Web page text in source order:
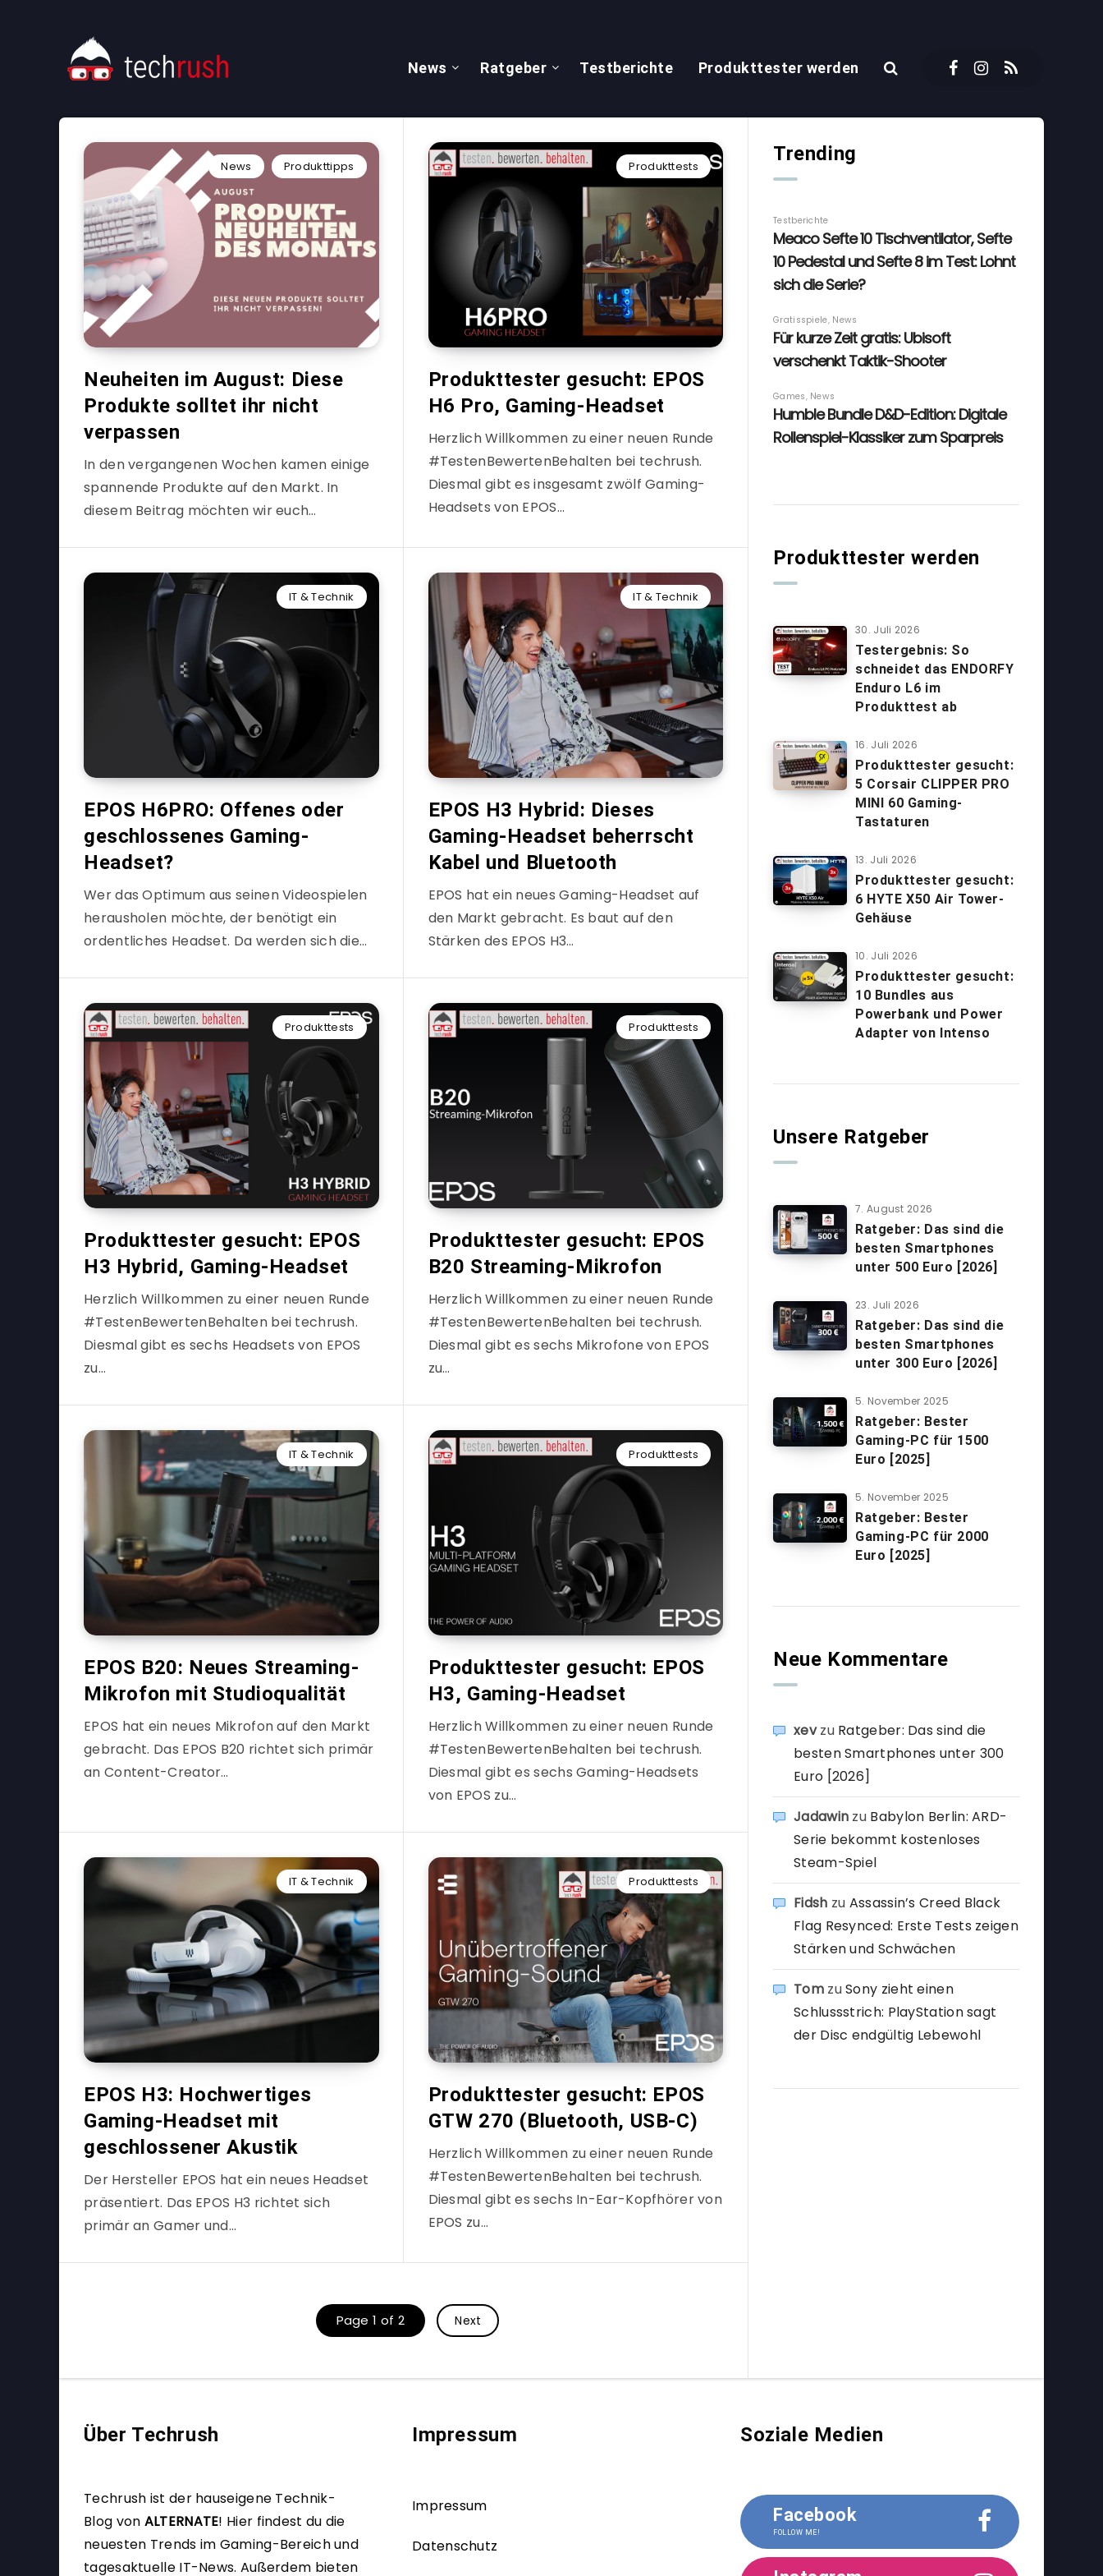
News Ratgeber Testberichte Produkttester werden
News Produkttipps
Neuheiten im August: Diese
Produkte solltet ihr nicht
verpassen
In den vergangenen Wochen kamen einige
spannende Produkte auf den Markt. In
diesem Beitrag möchten wir euch…
Produkttests
Produkttester gesucht: EPOS
H6 Pro, Gaming-Headset
Herzlich Willkommen zu einer neuen Runde
#TestenBewertenBehalten bei techrush.
Diesmal gibt es insgesamt zwölf Gaming-
Headsets von EPOS…
IT & Technik
EPOS H6PRO: Offenes oder
geschlossenes Gaming-
Headset?
Wer das Optimum aus seinen Videospielen
herausholen möchte, der benötigt ein
ordentliches Headset. Da werden sich die…
IT & Technik
EPOS H3 Hybrid: Dieses
Gaming-Headset beherrscht
Kabel und Bluetooth
EPOS hat ein neues Gaming-Headset auf
den Markt gebracht. Es baut auf den
Stärken des EPOS H3…
Produkttests
Produkttester gesucht: EPOS
H3 Hybrid, Gaming-Headset
Herzlich Willkommen zu einer neuen Runde
#TestenBewertenBehalten bei techrush.
Diesmal gibt es sechs Headsets von EPOS
zu…
Produkttests
Produkttester gesucht: EPOS
B20 Streaming-Mikrofon
Herzlich Willkommen zu einer neuen Runde
#TestenBewertenBehalten bei techrush.
Diesmal gibt es sechs Mikrofone von EPOS
zu…
IT & Technik
EPOS B20: Neues Streaming-
Mikrofon mit Studioqualität
EPOS hat ein neues Mikrofon auf den Markt
gebracht. Das EPOS B20 richtet sich primär
an Content-Creator…
Produkttests
Produkttester gesucht: EPOS
H3, Gaming-Headset
Herzlich Willkommen zu einer neuen Runde
#TestenBewertenBehalten bei techrush.
Diesmal gibt es sechs Gaming-Headsets
von EPOS zu…
IT & Technik
EPOS H3: Hochwertiges
Gaming-Headset mit
geschlossener Akustik
Der Hersteller EPOS hat ein neues Headset
präsentiert. Das EPOS H3 richtet sich
primär an Gamer und…
Produkttests
Produkttester gesucht: EPOS
GTW 270 (Bluetooth, USB-C)
Herzlich Willkommen zu einer neuen Runde
#TestenBewertenBehalten bei techrush.
Diesmal gibt es sechs In-Ear-Kopfhörer von
EPOS zu…
Page 1 of 2 Next
Trending
Produkttester werden
30. Juli 2026
Testergebnis: So
schneidet das ENDORFY
Enduro L6 im
Produkttest ab
16. Juli 2026
Produkttester gesucht:
5 Corsair CLIPPER PRO
MINI 60 Gaming-
Tastaturen
13. Juli 2026
Produkttester gesucht:
6 HYTE X50 Air Tower-
Gehäuse
10. Juli 2026
Produkttester gesucht:
10 Bundles aus
Powerbank und Power
Adapter von Intenso
Unsere Ratgeber
7. August 2026
Ratgeber: Das sind die
besten Smartphones
unter 500 Euro [2026]
23. Juli 2026
Ratgeber: Das sind die
besten Smartphones
unter 300 Euro [2026]
5. November 2025
Ratgeber: Bester
Gaming-PC für 1500
Euro [2025]
5. November 2025
Ratgeber: Bester
Gaming-PC für 2000
Euro [2025]
Neue Kommentare
xevzu Ratgeber: Das sind die
besten Smartphones unter 300
Euro [2026]
Jadawin zu Babylon Berlin: ARD-
Serie bekommt kostenloses
Steam-Spiel
Fidsh zu Assassin’s Creed Black
Flag Resynced: Erste Tests zeigen
Stärken und Schwächen
TomzuSony zieht einen
Schlussstrich: PlayStation sagt
der Disc endgültig Lebewohl
Über Techrush
Techrush ist der hauseigene Technik-
Blog von ALTERNATE! Hier findest du die
neuesten Trends im Gaming-Bereich und
tagesaktuelle IT-News. Außerdem bieten
Impressum
Impressum
Datenschutz
Soziale Medien
Facebook
FOLLOW ME!